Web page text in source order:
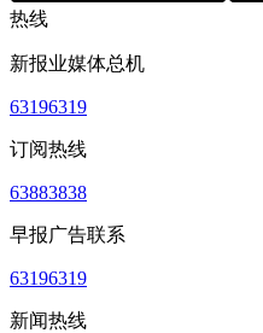
热线
新报业媒体总机
63196319
订阅热线
63883838
早报广告联系
63196319
新闻热线